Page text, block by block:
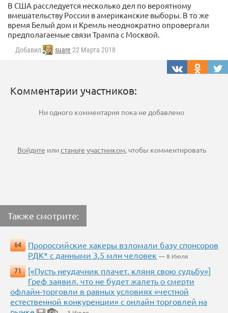
В США расследуется несколько дел по вероятному
вмешательству России в американские выборы. В то же
время Белый дом и Кремль неоднократно опровергали
предполагаемые связи Трампа с Москвой.
Добавил suare 22 Марта 2018
Комментарии участников:
Ни одного комментария пока не добавлено
Войдите илистаньте участником , чтобы комментировать
Также смотрите:
64
Пророссийские хакеры взломали базу спонсоров
РДК* с данными 3,5 млн человек — 8 Июля
71
[«Пусть неудачник плачет, кляня свою судьбу»]
Греф заявил, что не будет жалеть о смерти
офлайн-торговли в равных условиях «честной
естественной конкуренции» с онлайн торговлей на